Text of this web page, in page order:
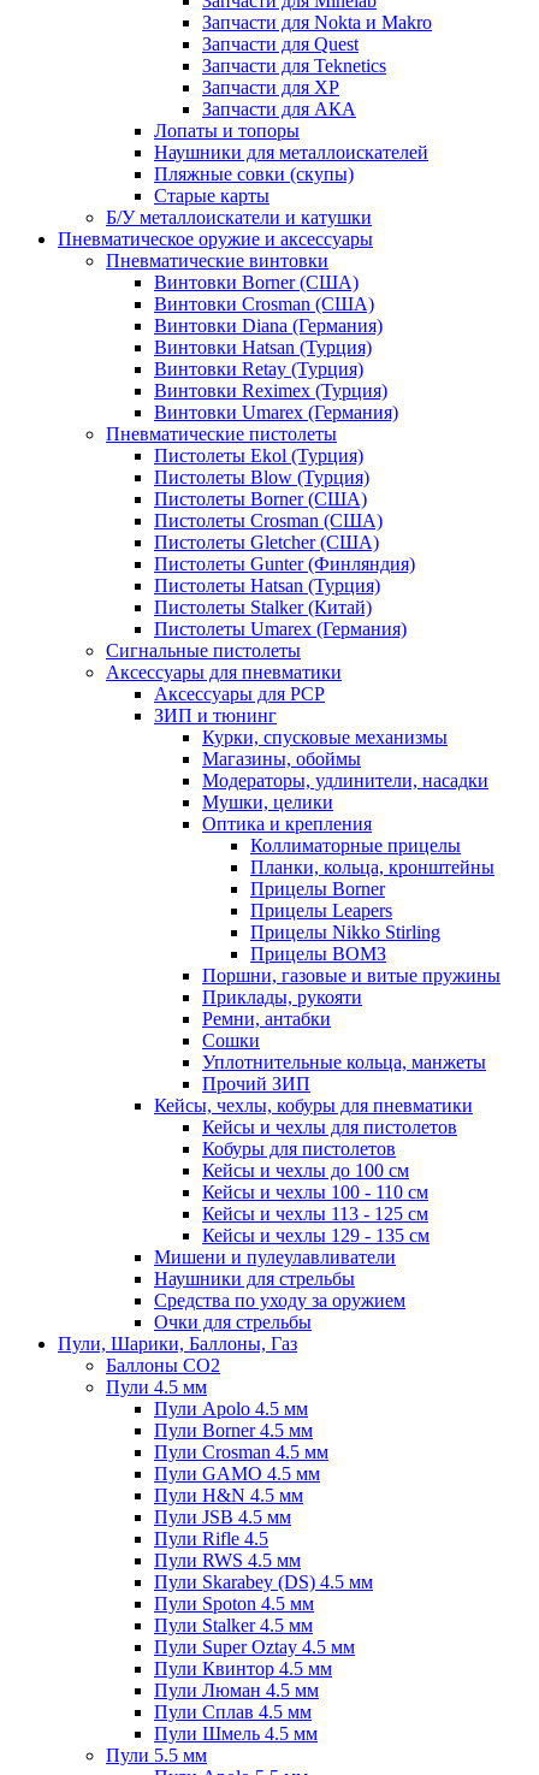
Запчасти для Nokta и Makro
Запчасти для Quest
Запчасти для Teknetics
Запчасти для XP
Запчасти для АКА
Лопаты и топоры
Наушники для металлоискателей
Пляжные совки (скупы)
Старые карты
Б/У металлоискатели и катушки
Пневматическое оружие и аксессуары
Пневматические винтовки
Винтовки Borner (США)
Винтовки Crosman (США)
Винтовки Diana (Германия)
Винтовки Hatsan (Турция)
Винтовки Retay (Турция)
Винтовки Reximex (Турция)
Винтовки Umarex (Германия)
Пневматические пистолеты
Пистолеты Ekol (Турция)
Пистолеты Blow (Турция)
Пистолеты Borner (США)
Пистолеты Crosman (США)
Пистолеты Gletcher (США)
Пистолеты Gunter (Финляндия)
Пистолеты Hatsan (Турция)
Пистолеты Stalker (Китай)
Пистолеты Umarex (Германия)
Сигнальные пистолеты
Аксессуары для пневматики
Аксессуары для PCP
ЗИП и тюнинг
Курки, спусковые механизмы
Магазины, обоймы
Модераторы, удлинители, насадки
Мушки, целики
Оптика и крепления
Коллиматорные прицелы
Планки, кольца, кронштейны
Прицелы Borner
Прицелы Leapers
Прицелы Nikko Stirling
Прицелы ВОМЗ
Поршни, газовые и витые пружины
Приклады, рукояти
Ремни, антабки
Сошки
Уплотнительные кольца, манжеты
Прочий ЗИП
Кейсы, чехлы, кобуры для пневматики
Кейсы и чехлы для пистолетов
Кобуры для пистолетов
Кейсы и чехлы до 100 см
Кейсы и чехлы 100 - 110 см
Кейсы и чехлы 113 - 125 см
Кейсы и чехлы 129 - 135 см
Мишени и пулеулавливатели
Наушники для стрельбы
Средства по уходу за оружием
Очки для стрельбы
Пули, Шарики, Баллоны, Газ
Баллоны CO2
Пули 4.5 мм
Пули Apolo 4.5 мм
Пули Borner 4.5 мм
Пули Crosman 4.5 мм
Пули GAMO 4.5 мм
Пули H&N 4.5 мм
Пули JSB 4.5 мм
Пули Rifle 4.5
Пули RWS 4.5 мм
Пули Skarabey (DS) 4.5 мм
Пули Spoton 4.5 мм
Пули Stalker 4.5 мм
Пули Super Oztay 4.5 мм
Пули Квинтор 4.5 мм
Пули Люман 4.5 мм
Пули Сплав 4.5 мм
Пули Шмель 4.5 мм
Пули 5.5 мм